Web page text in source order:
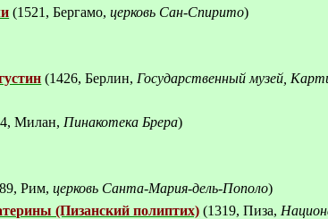
(1521, Бергамо,церковь Сан-Спирито)
(1426, Берлин, Государственный музей,
Милан, Пинакотека Брера)
, Рим,церковь Санта-Мария-дель-Пополо)
(Пизанский полиптих) (1319, Пиза,